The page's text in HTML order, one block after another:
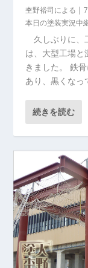
杢野裕司による |
本日の塗装実況中
久しぶりに、
は、大型工場と
きました。 鉄
あり、黒くなっ
続きを読む